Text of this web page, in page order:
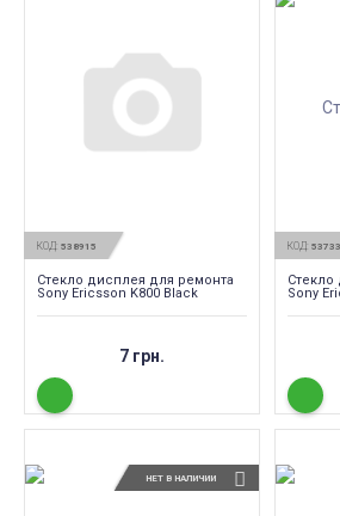
КОД: 538915
Стекло дисплея для ремонта
Sony Ericsson K800 Black
7 грн.
КОД:
Стекло
Sony
НЕТ В НАЛИЧИИ